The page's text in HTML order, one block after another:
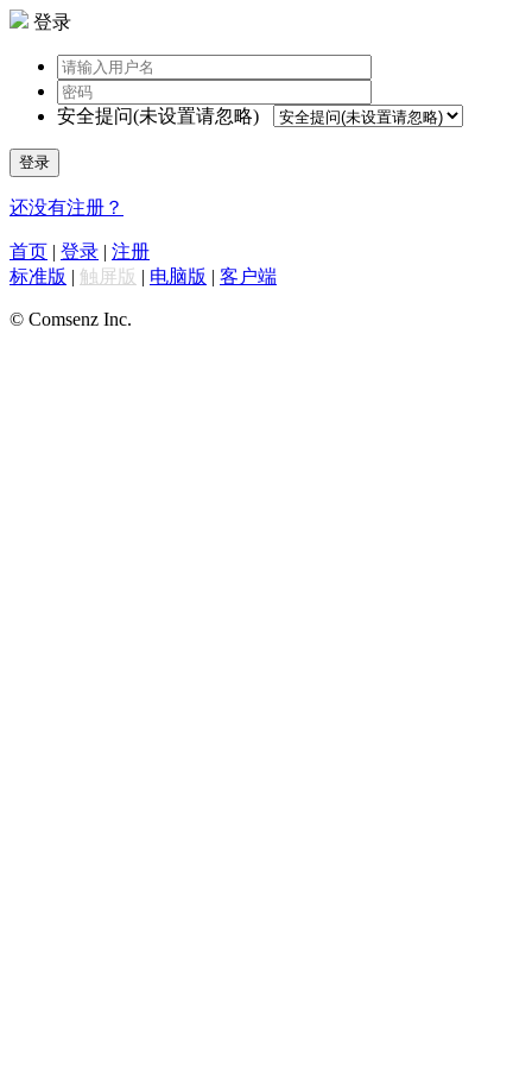
登录
安全提问(未设置请忽略)
登录
还没有注册？
首页 | 登录 | 注册
标准版 | 触屏版 | 电脑版 | 客户端
© Comsenz Inc.